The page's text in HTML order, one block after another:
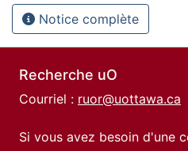
Notice complète
Recherche uO
Courriel : ruor@uottawa.ca
Si vous avez besoin d'une